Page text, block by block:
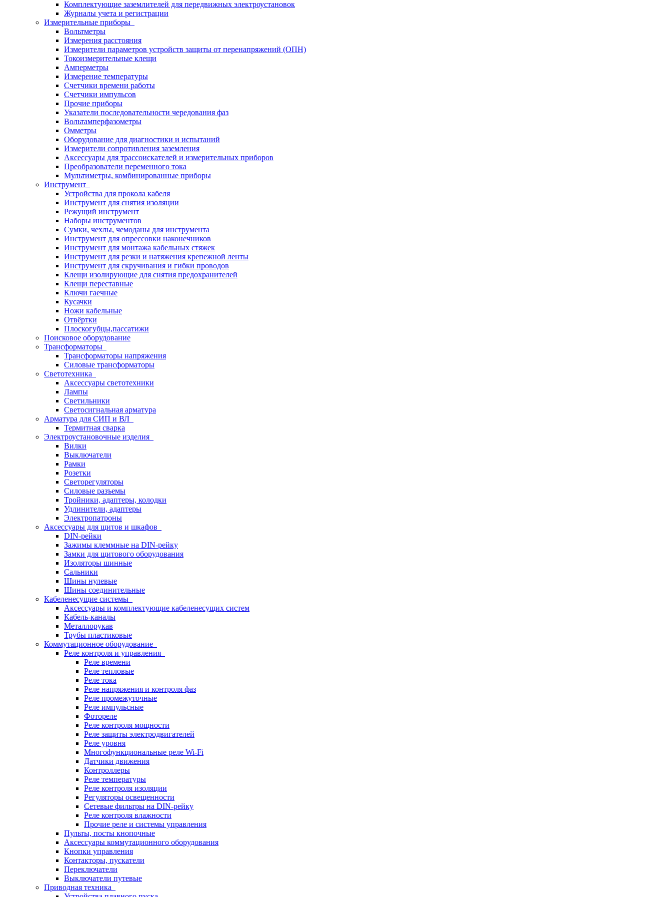
Комплектующие заземлителей для передвижных электроустановок
Журналы учета и регистрации
Измерительные приборы
Вольтметры
Измерения расстояния
Измерители параметров устройств защиты от перенапряжений (ОПН)
Токоизмерительные клещи
Амперметры
Измерение температуры
Счетчики времени работы
Счетчики импульсов
Прочие приборы
Указатели последовательности чередования фаз
Вольтамперфазометры
Омметры
Оборудование для диагностики и испытаний
Измерители сопротивления заземления
Аксессуары для трассоискателей и измерительных приборов
Преобразователи переменного тока
Мультиметры, комбинированные приборы
Инструмент
Устройства для прокола кабеля
Инструмент для снятия изоляции
Режущий инструмент
Наборы инструментов
Сумки, чехлы, чемоданы для инструмента
Инструмент для опрессовки наконечников
Инструмент для монтажа кабельных стяжек
Инструмент для резки и натяжения крепежной ленты
Инструмент для скручивания и гибки проводов
Клещи изолирующие для снятия предохранителей
Клещи переставные
Ключи гаечные
Кусачки
Ножи кабельные
Отвёртки
Плоскогубцы,пассатижи
Поисковое оборудование
Трансформаторы
Трансформаторы напряжения
Силовые трансформаторы
Светотехника
Аксессуары светотехники
Лампы
Светильники
Светосигнальная арматура
Арматура для СИП и ВЛ
Термитная сварка
Электроустановочные изделия
Вилки
Выключатели
Рамки
Розетки
Светорегуляторы
Силовые разъемы
Тройники, адаптеры, колодки
Удлинители, адаптеры
Электропатроны
Аксессуары для щитов и шкафов
DIN-рейки
Зажимы клеммные на DIN-рейку
Замки для щитового оборудования
Изоляторы шинные
Сальники
Шины нулевые
Шины соединительные
Кабеленесущие системы
Аксессуары и комплектующие кабеленесущих систем
Кабель-каналы
Металлорукав
Трубы пластиковые
Коммутационное оборудование
Реле контроля и управления
Реле времени
Реле тепловые
Реле тока
Реле напряжения и контроля фаз
Реле промежуточные
Реле импульсные
Фотореле
Реле контроля мощности
Реле защиты электродвигателей
Реле уровня
Многофункциональные реле Wi-Fi
Датчики движения
Контроллеры
Реле температуры
Реле контроля изоляции
Регуляторы освещенности
Сетевые фильтры на DIN-рейку
Реле контроля влажности
Прочие реле и системы управления
Пульты, посты кнопочные
Аксессуары коммутационного оборудования
Кнопки управления
Контакторы, пускатели
Переключатели
Выключатели путевые
Приводная техника